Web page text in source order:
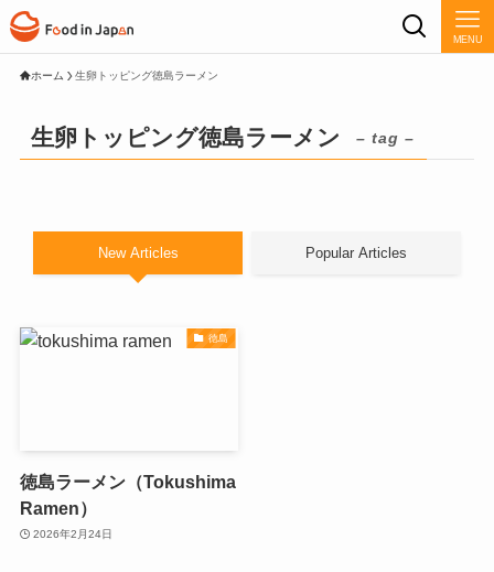
MENU
ホーム 生卵トッピング徳島ラーメン
生卵トッピング徳島ラーメン – tag –
New Articles Popular Articles
徳島
徳島ラーメン（Tokushima
Ramen）
2026年2月24日